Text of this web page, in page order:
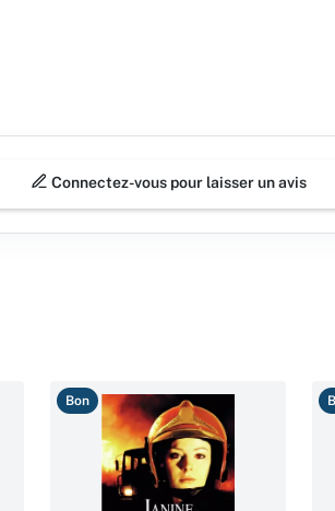
Connectez-vous pour laisser un avis
Bon